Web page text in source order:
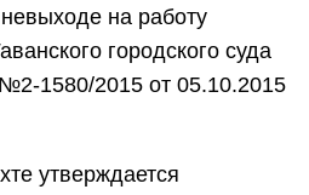
на работу
городского суда
1580/2015 от 05.10.2015
утверждается